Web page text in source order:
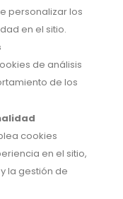
personalizar los
en el sitio.
de análisis
de los
cookies
en el sitio,
la gestión de